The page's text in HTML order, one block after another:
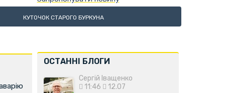
КУТОЧОК СТАРОГО БУРКУНА
ОСТАННІ БЛОГИ
Сергій Іващенко
11:46
12.07